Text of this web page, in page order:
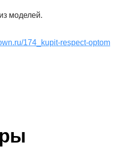
моделей.
174_kupit-respect-optom